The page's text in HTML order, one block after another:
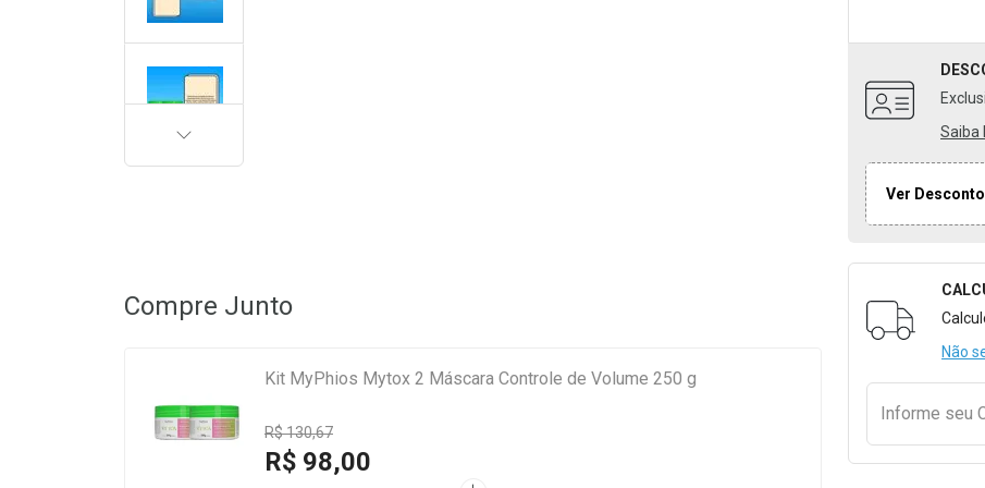
Saiba
Ver
Não
Informe seu
PRÓXIMA
Compre Junto
Kit MyPhios Mytox 2 Máscara Controle de Volume 250 g
R$ 130,67
R$ 98,00